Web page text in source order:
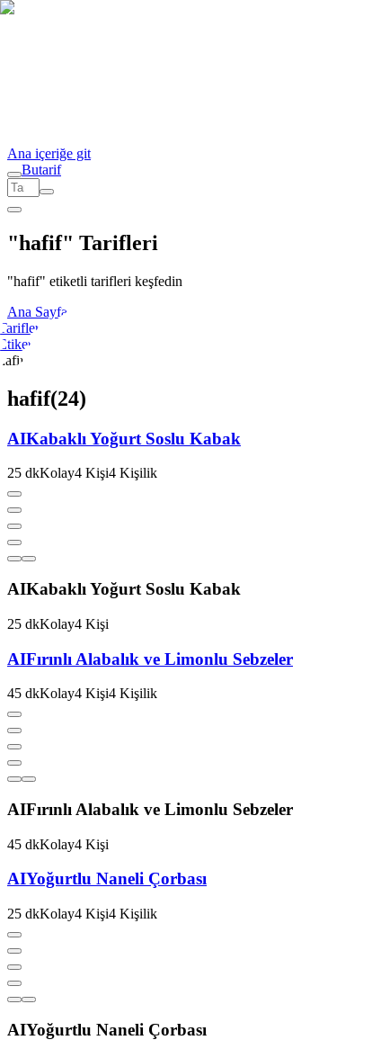
Ana içeriğe git
Butarif
"hafif" Tarifleri
"hafif" etiketli tarifleri keşfedin
Ana Sayfa
hafif(24)
AIKabaklı Yoğurt Soslu Kabak
25 dkKolay4 Kişi4 Kişilik
AIKabaklı Yoğurt Soslu Kabak
25 dkKolay4 Kişi
AIFırınlı Alabalık ve Limonlu Sebzeler
45 dkKolay4 Kişi4 Kişilik
AIFırınlı Alabalık ve Limonlu Sebzeler
45 dkKolay4 Kişi
AIYoğurtlu Naneli Çorbası
25 dkKolay4 Kişi4 Kişilik
AIYoğurtlu Naneli Çorbası